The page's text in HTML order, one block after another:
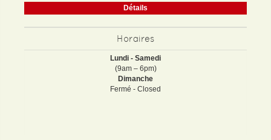
Détails
Horaires
Lundi - Samedi
(9am – 6pm)
Dimanche
Fermé - Closed